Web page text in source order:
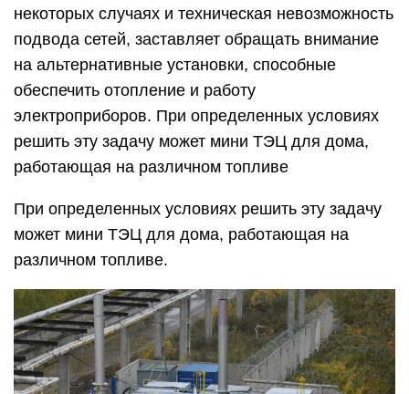
некоторых случаях и техническая невозможность
подвода сетей, заставляет обращать внимание
на альтернативные установки, способные
обеспечить отопление и работу
электроприборов. При определенных условиях
решить эту задачу может мини ТЭЦ для дома,
работающая на различном топливе
При определенных условиях решить эту задачу
может мини ТЭЦ для дома, работающая на
различном топливе.